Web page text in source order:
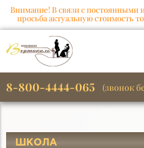
Внимание! В связи с постоянными
просьба актуальную стоимость
8-800-4444-065 (звонок
ШКОЛА